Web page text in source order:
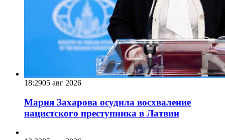
18:2905 авг 2026
Мария Захарова осудила восхваление
нацистского преступника в Латвии